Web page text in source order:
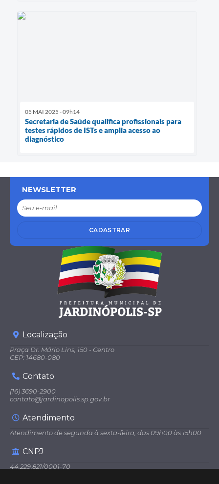
05 MAI 2025 - 09h14
Secretaria de Saúde qualifica profissionais para
testes rápidos de ISTs e amplia acesso ao
diagnóstico
NEWSLETTER
CADASTRAR
Localização
Praça Dr. Mário Lins, 150 - Centro
CEP: 14680-080
Contato
(16) 3690-2900
contato@jardinopolis.sp.gov.br
Atendimento
Atendimento de segunda à sexta-feira, das 09h00 às 15h00
CNPJ
44.229.821/0001-70